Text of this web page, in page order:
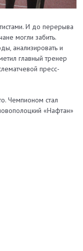
И до перерыва
могли забить.
анализировать и
главный тренер
пресс-
Чемпионом стал
«Нафтан»